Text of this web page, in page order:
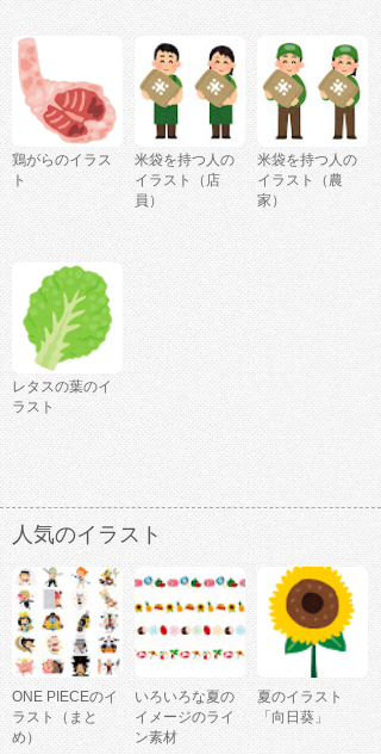
鶏がらのイラス
ト
米袋を持つ人の
イラスト（店
員）
米袋を持つ人の
イラスト（農
家）
レタスの葉のイ
ラスト
人気のイラスト
ONE PIECEのイ
ラスト（まと
め）
いろいろな夏の
イメージのライ
ン素材
夏のイラスト
「向日葵」